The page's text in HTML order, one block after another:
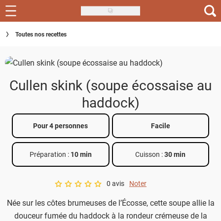
Skip
to
main
Recettes
Inspirations
Actus
Téléchargez l'app Saveurs Recettes
Index des recettes
Toutes nos recettes
Cullen skink (soupe écossaise au
haddock)
Pour 4 personnes Facile
Préparation : 10 min Cuisson :30 min
A star rating of 0 out of 5.
0 avis Noter
Née sur les côtes brumeuses de l’Écosse, cette soupe allie la
douceur fumée du haddock à la rondeur crémeuse de la